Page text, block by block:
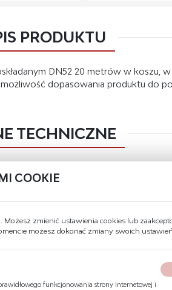
PRODUKTU
DN52 20 metrów w koszu,
dopasowania produktu do
TECHNICZNE
regulowana DN52 z dyszą
blacha stalowa czarna DC01
wersja z koszem - pręt okrągły
grzybkowy aluminiowy DN52 z
Drzwi pełne
COOKIE
zmienić ustawienia cookies lub
możesz dokonać zmiany swoich ustawień.
funkcjonowania strony internetowej i